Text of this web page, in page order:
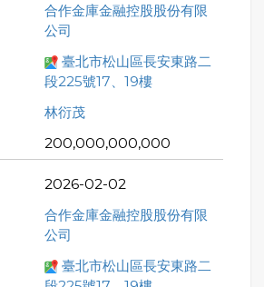
合作金庫金融控股股份有限
公司
臺北市松山區長安東路二
段225號17、19樓
林衍茂
200,000,000,000
2026-02-02
合作金庫金融控股股份有限
公司
臺北市松山區長安東路二